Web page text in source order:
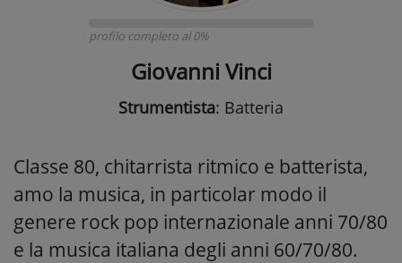
profilo completo al 0%
Giovanni Vinci
Strumentista: Batteria
Classe 80, chitarrista ritmico e batterista,
amo la musica, in particolar modo il
genere rock pop internazionale anni 70/80
e la musica italiana degli anni 60/70/80.